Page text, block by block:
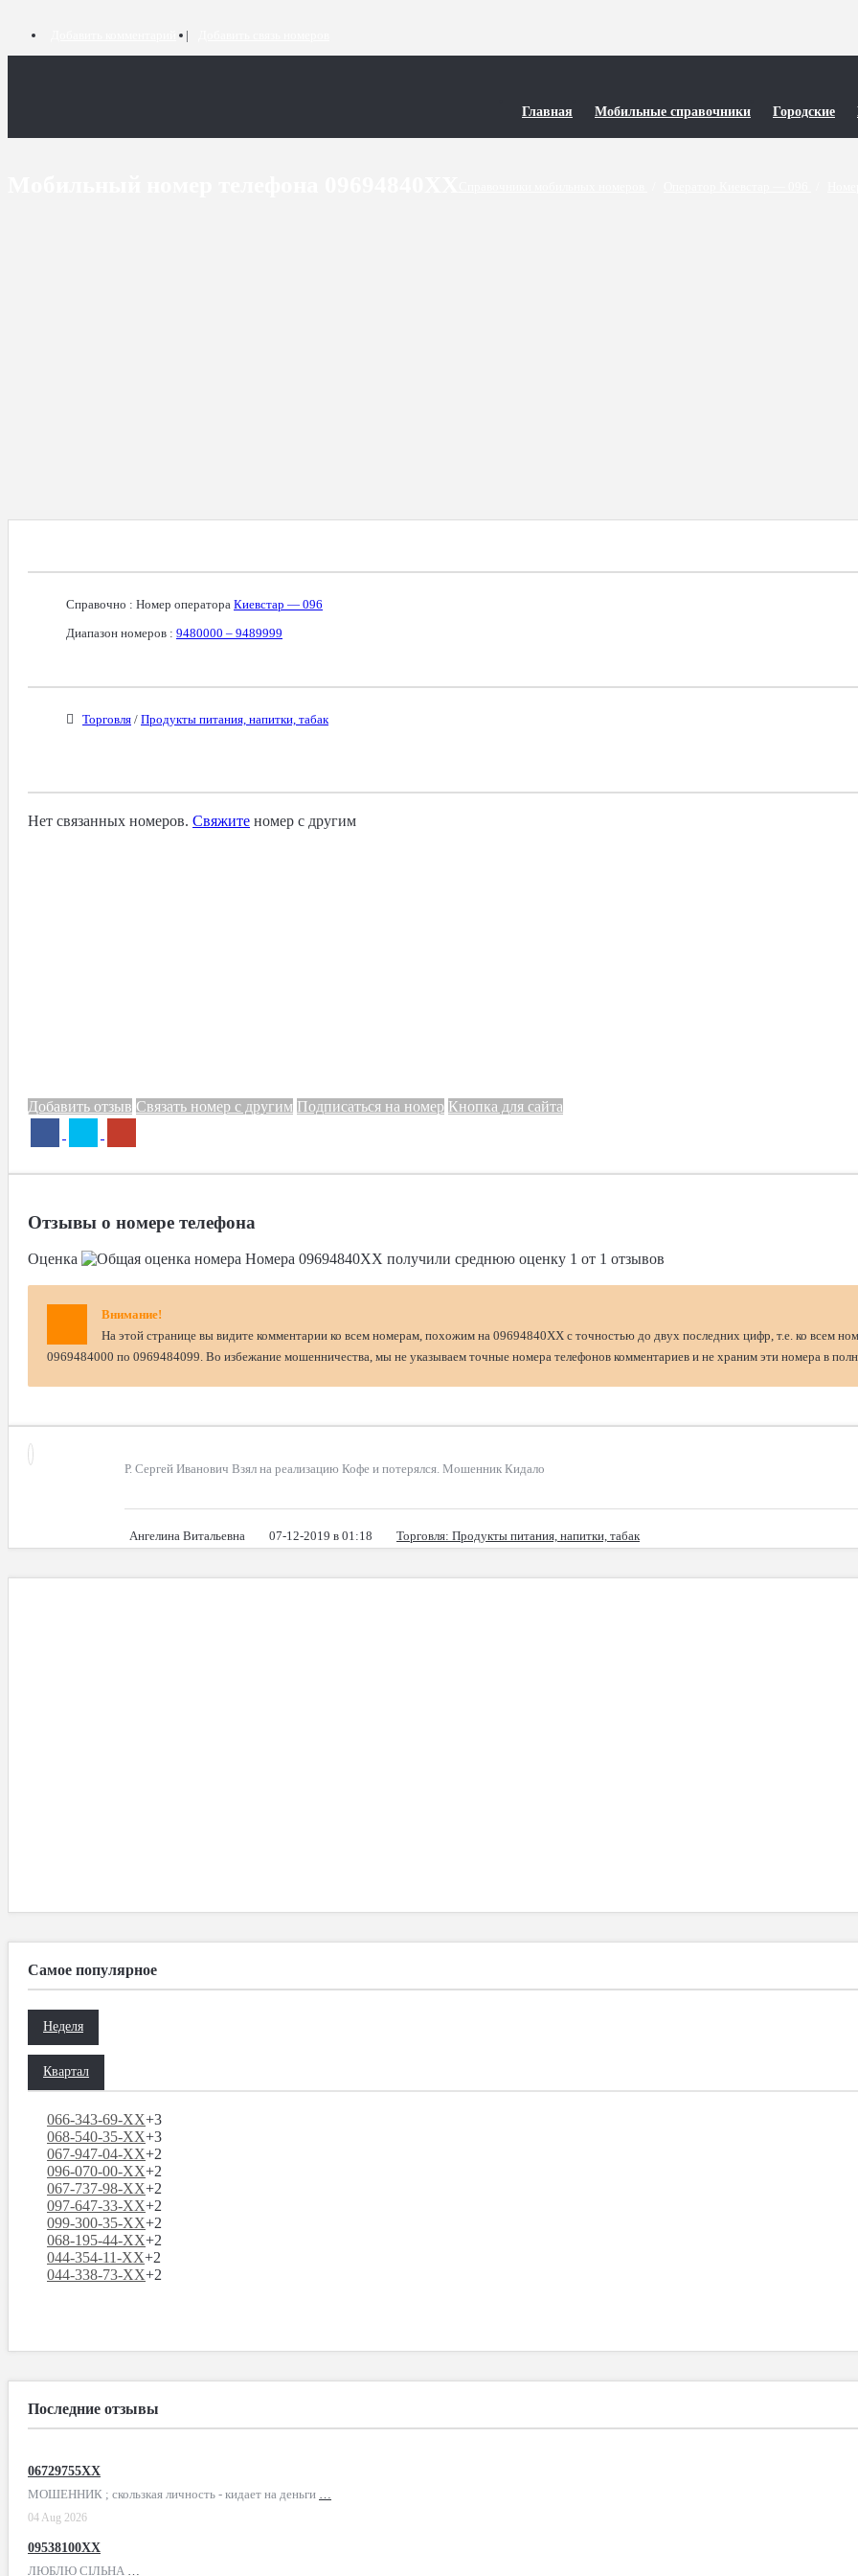
Главная Мобильные справочники Городские
Справочно : Номер оператора Киевстар — 096
Диапазон номеров : 9480000 – 9489999
Торговля / Продукты питания, напитки, табак
Нет связанных номеров. Свяжите номер с другим
Добавить отзыв Связать номер с другим Подписаться на номер Кнопка для сайта
Отзывы о номере телефона
Оценка Номера 09694840XX получили среднюю оценку 1 от 1 отзывов
Внимание!
На этой странице вы видите комментарии ко всем номерам, похожим на 09694840XX с точностью до двух последних цифр, т.е. ко всем
0969484000 по 0969484099. Во избежание мошенничества, мы не указываем точные номера телефонов комментариев и не храним эти номера в
Р. Сергей Иванович Взял на реализацию Кофе и потерялся. Мошенник Кидало
Ангелина Витальевна 07-12-2019 в 01:18 Торговля: Продукты питания, напитки, табак
Самое популярное
Неделя
Квартал
066-343-69-XX+3
068-540-35-XX+3
067-947-04-XX+2
096-070-00-XX+2
067-737-98-XX+2
097-647-33-XX+2
099-300-35-XX+2
068-195-44-XX+2
044-354-11-XX+2
044-338-73-XX+2
Последние отзывы
06729755XX
МОШЕННИК ; скользкая личность - кидает на деньги …
04 Aug 2026
09538100XX
ЛЮБЛЮ СІЛЬНА …